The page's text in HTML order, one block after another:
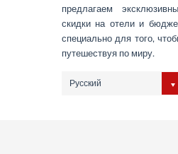
предлагаем
скидки на отели и
специально для того,
путешествуя по миру.
Русский